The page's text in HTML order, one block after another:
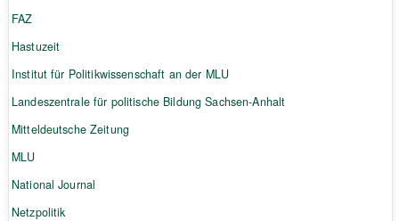
FAZ
Hastuzeit
Institut für Politikwissenschaft an der MLU
Landeszentrale für politische Bildung Sachsen-Anhalt
Mitteldeutsche Zeitung
MLU
National Journal
Netzpolitik